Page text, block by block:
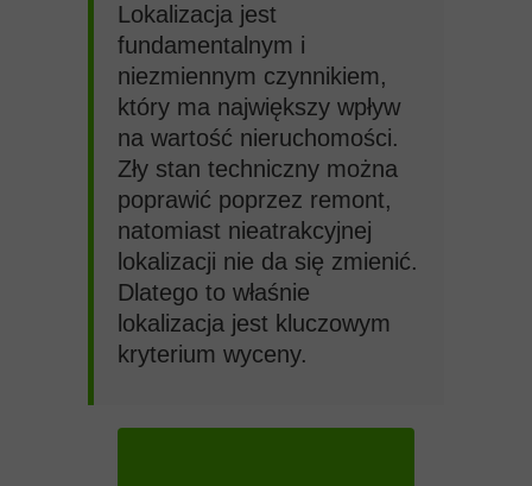
Lokalizacja jest
fundamentalnym i
niezmiennym czynnikiem,
który ma największy wpływ
na wartość nieruchomości.
Zły stan techniczny można
poprawić poprzez remont,
natomiast nieatrakcyjnej
lokalizacji nie da się zmienić.
Dlatego to właśnie
lokalizacja jest kluczowym
kryterium wyceny.